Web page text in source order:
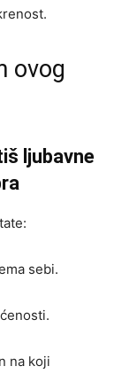
ovog
ljubavne
sebi.
na koji